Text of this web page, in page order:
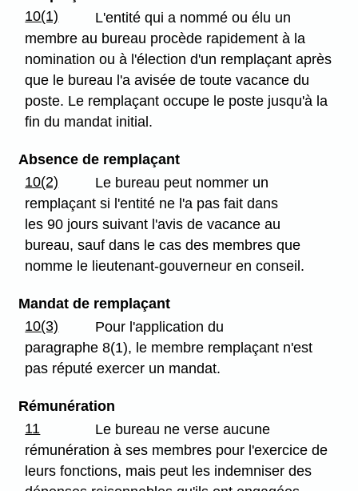
10(1)
L'entité qui a nommé ou élu un
membre au bureau procède rapidement à la
nomination ou à l'élection d'un remplaçant après
que le bureau l'a avisée de toute vacance du
poste. Le remplaçant occupe le poste jusqu'à la
fin du mandat initial.
Absence de remplaçant
10(2)
Le bureau peut nommer un
remplaçant si l'entité ne l'a pas fait dans
les 90 jours suivant l'avis de vacance au
bureau, sauf dans le cas des membres que
nomme le lieutenant-gouverneur en conseil.
Mandat de remplaçant
10(3)
Pour l'application du
paragraphe 8(1), le membre remplaçant n'est
pas réputé exercer un mandat.
Rémunération
11
Le bureau ne verse aucune
rémunération à ses membres pour l'exercice de
leurs fonctions, mais peut les indemniser des